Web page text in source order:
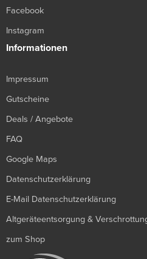
Facebook
Instagram
Informationen
Impressum
Gutscheine
Deals / Angebote
FAQ
Google Maps
Datenschutzerklärung
E-Mail Datenschutzerklärung
Altgeräteentsorgung &
zum Shop